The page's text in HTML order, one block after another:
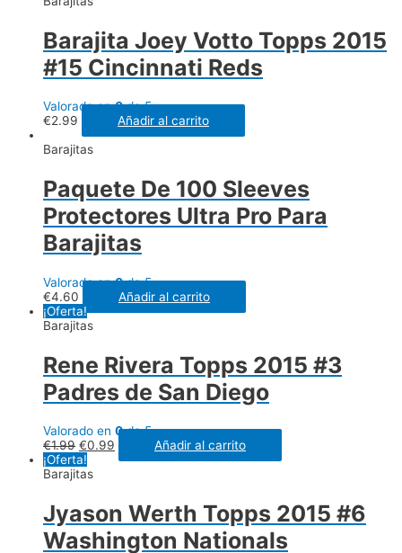
Barajita Joey Votto Topps 2015
#15 Cincinnati Reds
Valorado en0de 5
€2.99
Añadir al carrito
Barajitas
Paquete De 100 Sleeves
Protectores Ultra Pro Para
Barajitas
Valorado en0de 5
€4.60
Añadir al carrito
¡Oferta!
Barajitas
Rene Rivera Topps 2015 #3
Padres de San Diego
Valorado en 0de 5
€1.99 €0.99
Añadir al carrito
¡Oferta!
Barajitas
Jyason Werth Topps 2015 #6
Washington Nationals